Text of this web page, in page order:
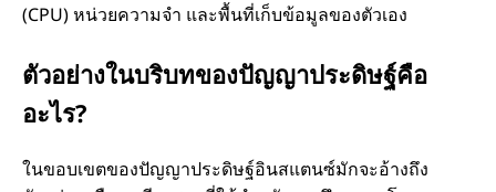
(CPU) หน่วยความจํา และพื้นที่เก็บข้อมูลของตัวเอง
ตัวอย่างในบริบทของปัญญาประดิษฐ์คือ
อะไร?
ในขอบเขตของปัญญาประดิษฐ์อินสแตนซ์มักจะอ้างถึง